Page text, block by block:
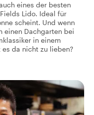
eines der besten
Lido. Ideal für
scheint. Und wenn
einen Dachgarten bei
in einem
da nicht zu lieben?